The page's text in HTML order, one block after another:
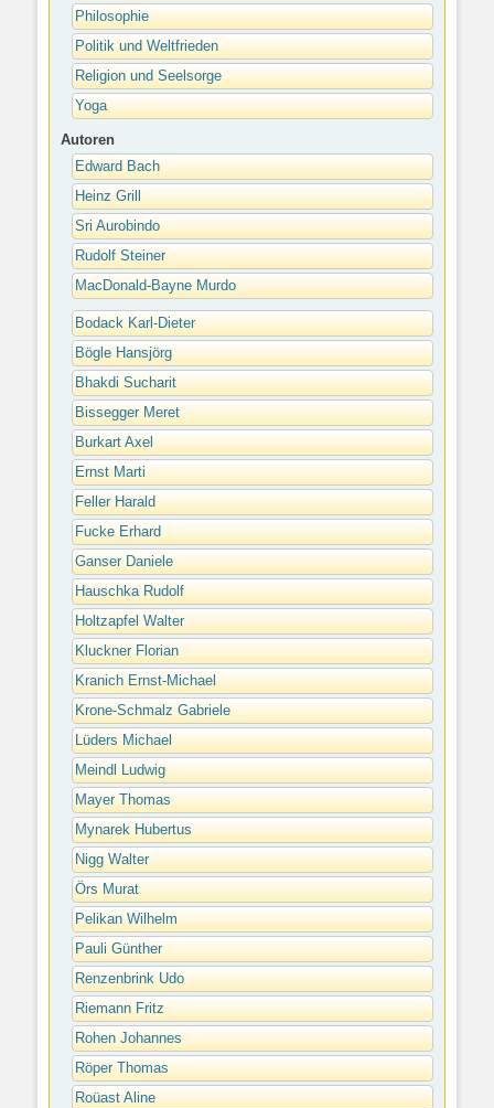
Philosophie
Politik und Weltfrieden
Religion und Seelsorge
Yoga
Autoren
Edward Bach
Heinz Grill
Sri Aurobindo
Rudolf Steiner
MacDonald-Bayne Murdo
Bodack Karl-Dieter
Bögle Hansjörg
Bhakdi Sucharit
Bissegger Meret
Burkart Axel
Ernst Marti
Feller Harald
Fucke Erhard
Ganser Daniele
Hauschka Rudolf
Holtzapfel Walter
Kluckner Florian
Kranich Ernst-Michael
Krone-Schmalz Gabriele
Lüders Michael
Meindl Ludwig
Mayer Thomas
Mynarek Hubertus
Nigg Walter
Örs Murat
Pelikan Wilhelm
Pauli Günther
Renzenbrink Udo
Riemann Fritz
Rohen Johannes
Röper Thomas
Roüast Aline